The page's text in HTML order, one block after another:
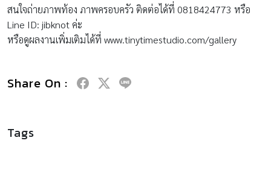
สนใจถ่ายภาพท้อง ภาพครอบครัว ติดต่อได้ที่ 0818424773 หรือ
Line ID: jibknot ค่ะ
หรือดูผลงานเพิ่มเติมได้ที่ www.tinytimestudio.com/gallery
Share On :
Tags